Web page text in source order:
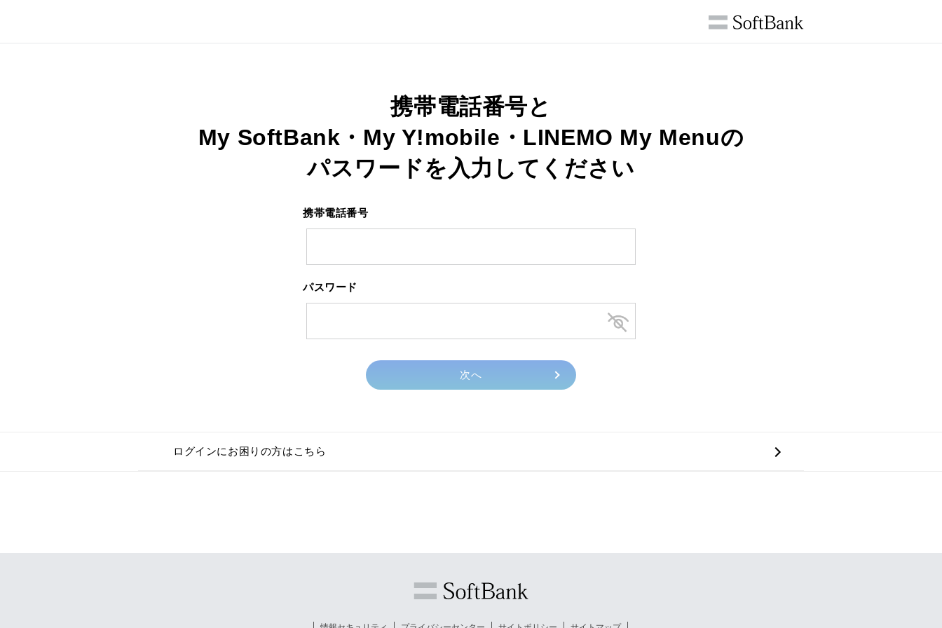
携帯電話番号と
My SoftBank・My Y!mobile・LINEMO My Menuの
パスワードを入力してください
携帯電話番号
パスワード
ログインにお困りの方はこちら